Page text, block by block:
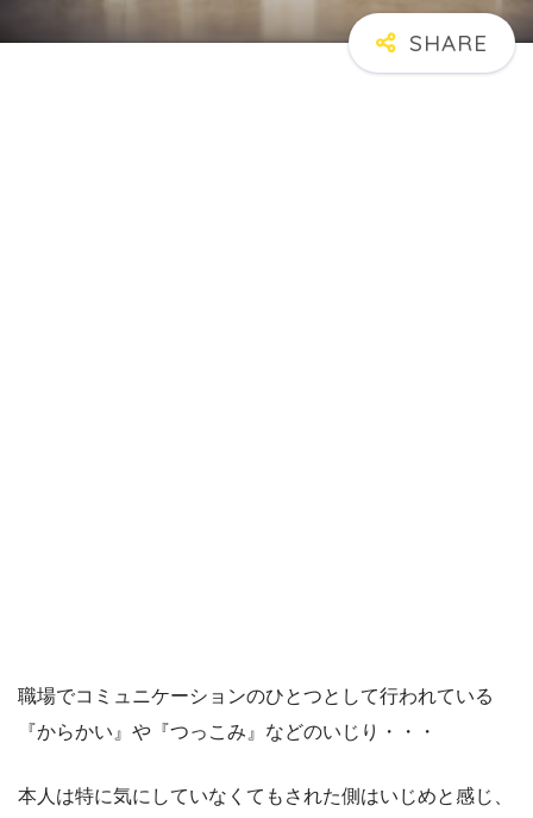
職場でコミュニケーションのひとつとして行われている
『からかい』や『つっこみ』などのいじり・・・
本人は特に気にしていなくてもされた側はいじめと感じ、